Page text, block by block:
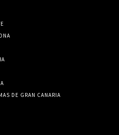
DE GRAN CANARIA